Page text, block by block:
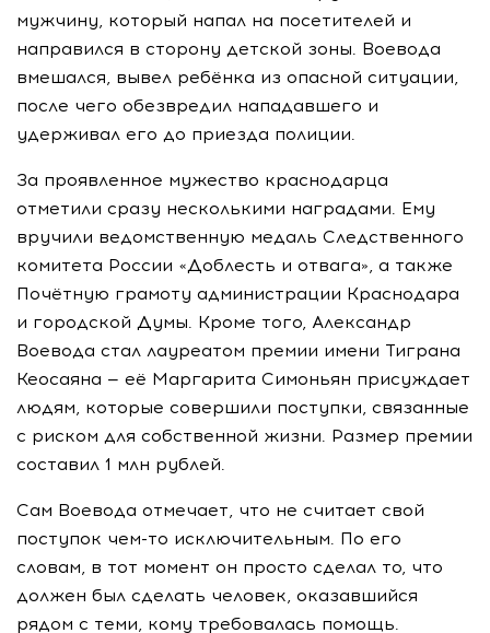
мужчину, который напал на посетителей и
направился в сторону детской зоны. Воевода
вмешался, вывел ребёнка из опасной ситуации,
после чего обезвредил нападавшего и
удерживал его до приезда полиции.
За проявленное мужество краснодарца
отметили сразу несколькими наградами. Ему
вручили ведомственную медаль Следственного
комитета России «Доблесть и отвага», а также
Почётную грамоту администрации Краснодара
и городской Думы. Кроме того, Александр
Воевода стал лауреатом премии имени Тиграна
Кеосаяна — её Маргарита Симоньян присуждает
людям, которые совершили поступки, связанные
с риском для собственной жизни. Размер премии
составил 1 млн рублей.
Сам Воевода отмечает, что не считает свой
поступок чем-то исключительным. По его
словам, в тот момент он просто сделал то, что
должен был сделать человек, оказавшийся
рядом с теми, кому требовалась помощь.